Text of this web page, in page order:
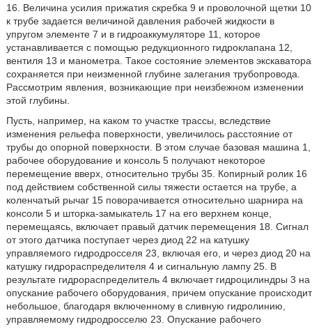
16. Величина усилия прижатия скребка 9 и проволочной щетки 10
к трубе задается величиной давления рабочей жидкости в
упругом элементе 7 и в гидроаккумуляторе 11, которое
устанавливается с помощью редукционного гидроклапана 12,
вентиля 13 и манометра. Такое состояние элементов экскаватора
сохраняется при неизменной глубине залегания трубопровода.
Рассмотрим явления, возникающие при неизбежном изменении
этой глубины.
Пусть, например, на каком то участке трассы, вследствие
изменения рельефа поверхности, увеличилось расстояние от
трубы до опорной поверхности. В этом случае базовая машина 1,
рабочее оборудование и консоль 5 получают некоторое
перемещение вверх, относительно трубы 35. Копирный ролик 16
под действием собственной силы тяжести остается на трубе, а
коленчатый рычаг 15 поворачивается относительно шарнира на
консоли 5 и шторка-замыкатель 17 на его верхнем конце,
перемещаясь, включает правый датчик перемещения 18. Сигнал
от этого датчика поступает через диод 22 на катушку
управляемого гидродросселя 23, включая его, и через диод 20 на
катушку гидрораспределителя 4 и сигнальную лампу 25. В
результате гидрораспределитель 4 включает гидроцилиндры 3 на
опускание рабочего оборудования, причем опускание происходит
небольшое, благодаря включенному в сливную гидролинию,
управляемому гидродросселю 23. Опускание рабочего